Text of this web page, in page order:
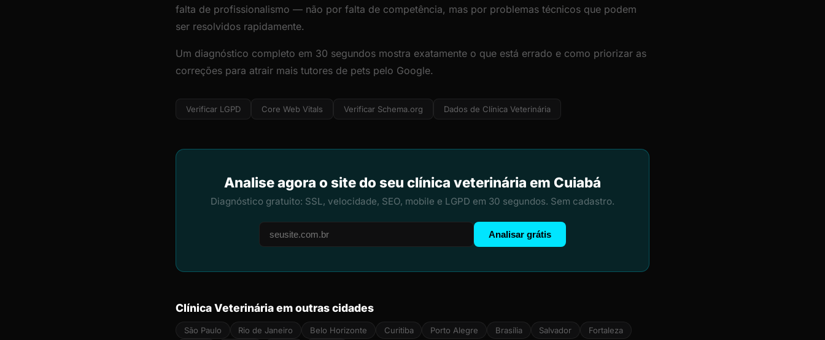
falta de profissionalismo — não por falta de competência, mas por problemas técnicos que podem
ser resolvidos rapidamente.
Um diagnóstico completo em 30 segundos mostra exatamente o que está errado e como priorizar as
correções para atrair mais tutores de pets pelo Google.
Verificar LGPD Core Web Vitals Verificar Schema.org Dados de Clínica Veterinária
Analise agora o site do seu clínica veterinária em Cuiabá
Diagnóstico gratuito: SSL, velocidade, SEO, mobile e LGPD em 30 segundos. Sem cadastro.
Analisar grátis
Clínica Veterinária em outras cidades
São Paulo Rio de Janeiro Belo Horizonte Curitiba Porto Alegre Brasília Salvador Fortaleza